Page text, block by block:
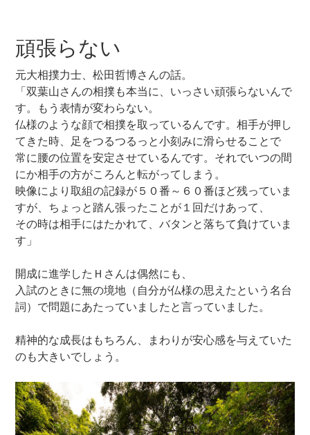
頑張らない
元大相撲力士、松田哲博さんの話。
「双葉山さんの相撲も本当に、いっさい頑張らないんで
す。もう表情が変わらない。
仏様のような顔で相撲を取っているんです。相手が押し
てきた時、足をつるつるっと小刻みに滑らせることで
常に腰の位置を安定させているんです。それでいつの間
にか相手の方がころんと転がってしまう。
映像により取組の記録が５０番～６０番ほど残っていま
すが、ちょっと踏ん張ったことが１回だけあって、
その時は相手にはたかれて、バタンと落ちて負けていま
す」
開成に進学したＨさんは偶然にも、
入試のときに無の境地（自分が仏様の思えたという名台
詞）で問題にあたっていましたと言っていました。
精神的な成長はもちろん、まわりが安心感を与えていた
のも大きいでしょう。